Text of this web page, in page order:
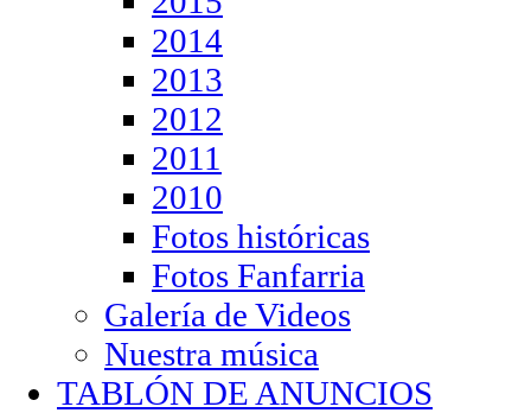
2014
2013
2012
2011
2010
Fotos históricas
Fotos Fanfarria
Galería de Videos
Nuestra música
TABLÓN DE ANUNCIOS